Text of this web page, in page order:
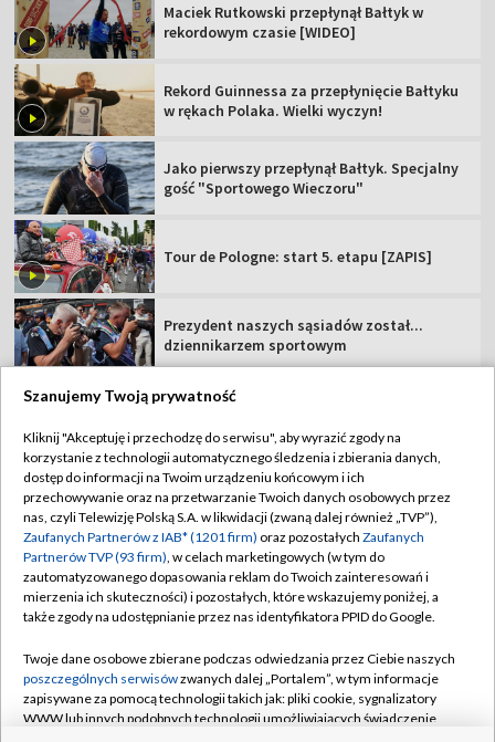
Maciek Rutkowski przepłynął Bałtyk w
rekordowym czasie [WIDEO]
Rekord Guinnessa za przepłynięcie Bałtyku
w rękach Polaka. Wielki wyczyn!
Jako pierwszy przepłynął Bałtyk. Specjalny
gość "Sportowego Wieczoru"
Tour de Pologne: start 5. etapu [ZAPIS]
Prezydent naszych sąsiadów został...
dziennikarzem sportowym
TVP
Abonament TVP
Sklep TVP
Biuro Reklamy
Oferta Handlowa
Emisja w TVP
Rada Programowa
Regulamin TVP
Polityka prywatności
Moje zgody
Biuro reklamy
Kanały
Szanujemy Twoją prywatność
Kliknij "Akceptuję i przechodzę do serwisu", aby wyrazić zgody na
korzystanie z technologii automatycznego śledzenia i zbierania danych,
dostęp do informacji na Twoim urządzeniu końcowym i ich
przechowywanie oraz na przetwarzanie Twoich danych osobowych przez
nas, czyli Telewizję Polską S.A. w likwidacji (zwaną dalej również „TVP”),
Zaufanych Partnerów z IAB* (1201 firm) oraz pozostałych Zaufanych
Partnerów TVP (93 firm), w celach marketingowych (w tym do
zautomatyzowanego dopasowania reklam do Twoich zainteresowań i
mierzenia ich skuteczności) i pozostałych, które wskazujemy poniżej, a
także zgody na udostępnianie przez nas identyfikatora PPID do Google.
Twoje dane osobowe zbierane podczas odwiedzania przez Ciebie naszych
poszczególnych serwisówzwanych dalej „Portalem”, w tym informacje
zapisywane za pomocą technologii takich jak: pliki cookie, sygnalizatory
WWW lub innych podobnych technologii umożliwiających świadczenie